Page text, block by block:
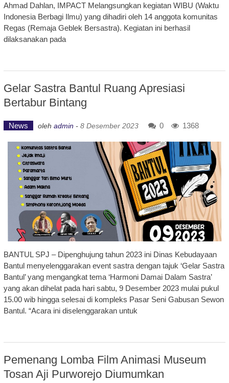
Ahmad Dahlan, IMPACT Melangsungkan kegiatan WIBU (Waktu
Indonesia Berbagi Ilmu) yang dihadiri oleh 14 anggota komunitas
Regas (Remaja Geblek Bersastra). Kegiatan ini berhasil
dilaksanakan pada
Gelar Sastra Bantul Ruang Apresiasi
Bertabur Bintang
News oleh admin - 8 Desember 2023 0 1368
BANTUL SPJ – Dipenghujung tahun 2023 ini Dinas Kebudayaan
Bantul menyelenggarakan event sastra dengan tajuk ‘Gelar Sastra
Bantul’ yang mengangkat tema ‘Harmoni Damai Dalam Sastra’
yang akan dihelat pada hari sabtu, 9 Desember 2023 mulai pukul
15.00 wib hingga selesai di kompleks Pasar Seni Gabusan Sewon
Bantul. “Acara ini diselenggarakan untuk
Pemenang Lomba Film Animasi Museum
Tosan Aji Purworejo Diumumkan